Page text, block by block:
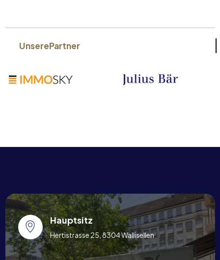
UnserePartner
Hauptsitz
Hertistrasse 25, 8304 Wallisellen